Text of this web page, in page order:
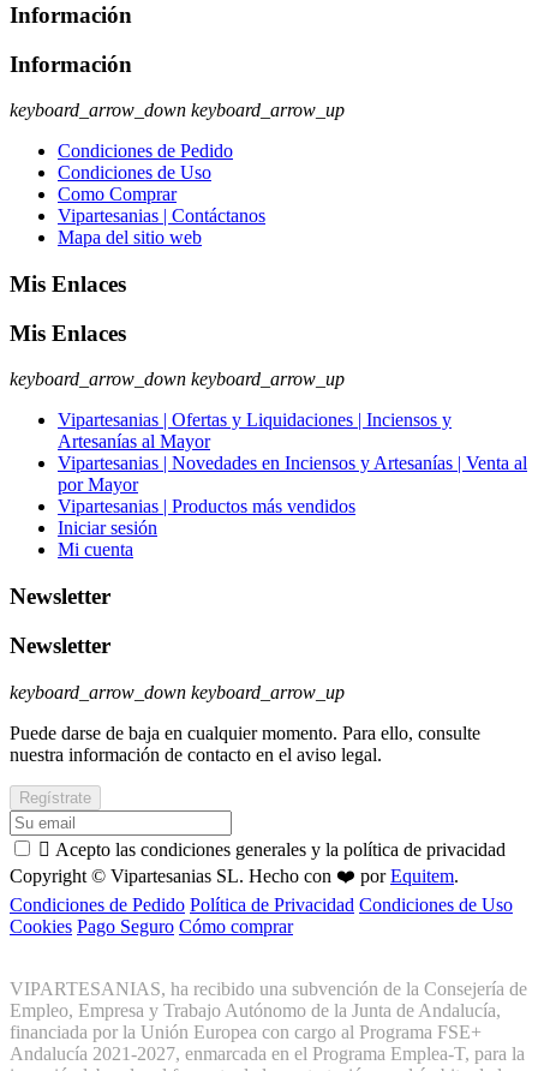
Información
Información
keyboard_arrow_down keyboard_arrow_up
Condiciones de Pedido
Condiciones de Uso
Como Comprar
Vipartesanias | Contáctanos
Mapa del sitio web
Mis Enlaces
Mis Enlaces
keyboard_arrow_down keyboard_arrow_up
Vipartesanias | Ofertas y Liquidaciones | Inciensos y
Artesanías al Mayor
Vipartesanias | Novedades en Inciensos y Artesanías | Venta al
por Mayor
Vipartesanias | Productos más vendidos
Iniciar sesión
Mi cuenta
Newsletter
Newsletter
keyboard_arrow_down keyboard_arrow_up
Puede darse de baja en cualquier momento. Para ello, consulte
nuestra información de contacto en el aviso legal.
 Acepto las condiciones generales y la política de privacidad
Copyright © Vipartesanias SL. Hecho con ❤️ porEquitem.
Condiciones de Pedido Política de Privacidad Condiciones de Uso
Cookies Pago Seguro Cómo comprar
VIPARTESANIAS, ha recibido una subvención de la Consejería de
Empleo, Empresa y Trabajo Autónomo de la Junta de Andalucía,
financiada por la Unión Europea con cargo al Programa FSE+
Andalucía 2021-2027, enmarcada en el Programa Emplea-T, para la